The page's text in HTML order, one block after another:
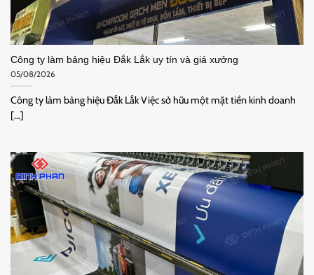
Công ty làm bảng hiệu Đắk Lắk uy tín và giá xưởng
05/08/2026
Công ty làm bảng hiệu Đắk Lắk Việc sở hữu một mặt tiền kinh doanh
[...]